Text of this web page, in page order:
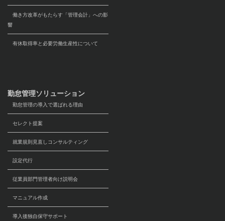
働き方改革がもたらす「管理会計」への影
響
有休取得率と必要労働生産性について
勤怠管理ソリューション
勤怠管理の導入で選ばれる理由
セレクト提案
就業規則見直しコンサルティング
設定代行
従業員部門管理者向け説明会
マニュアル作成
導入後独自保守サポート